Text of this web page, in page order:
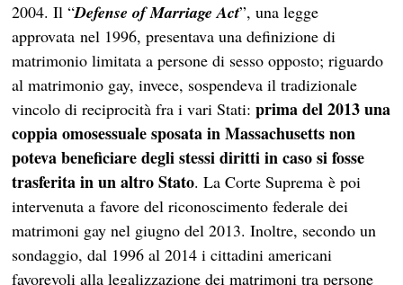
2004. Il “Defense of Marriage Act”, una legge
approvata nel 1996, presentava una definizione di
matrimonio limitata a persone di sesso opposto; riguardo
al matrimonio gay, invece, sospendeva il tradizionale
vincolo di reciprocità fra i vari Stati: prima del 2013 una
coppia omosessuale sposata in Massachusetts non
poteva beneficiare degli stessi diritti in caso si fosse
trasferita in un altro Stato. La Corte Suprema è poi
intervenuta a favore del riconoscimento federale dei
matrimoni gay nel giugno del 2013. Inoltre, secondo un
sondaggio, dal 1996 al 2014 i cittadini americani
favorevoli alla legalizzazione dei matrimoni tra persone